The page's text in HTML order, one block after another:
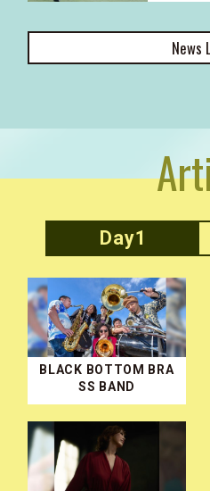
News
Day1
BLACK BOTTOM BRA
SS BAND